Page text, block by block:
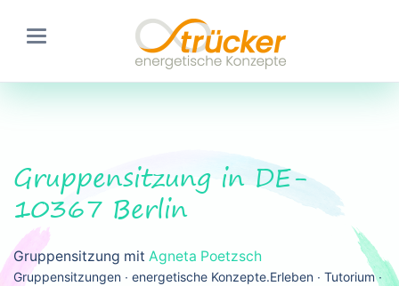
Gruppensitzung in DE-
10367 Berlin
Gruppensitzung mitAgneta Poetzsch
Gruppensitzungen ∙ energetische Konzepte.Erleben ∙ Tutorium ∙